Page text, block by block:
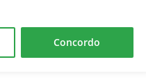
Concordo